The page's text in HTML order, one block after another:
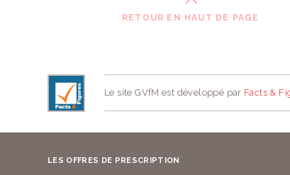
RETOUR EN HAUT DE PAGE
Le site GVfM est développé par Facts &
LES OFFRES DE PRESCRIPTION